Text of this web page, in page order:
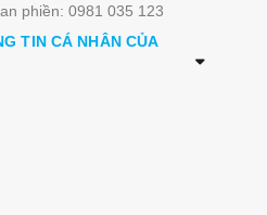
phiền: 0981 035 123
TIN CÁ NHÂN CỦA